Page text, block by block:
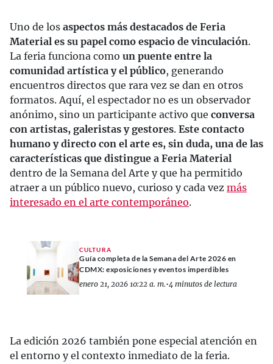
Uno de los aspectos más destacados de Feria
Material es su papel como espacio de vinculación.
La feria funciona como un puente entre la
comunidad artística y el público, generando
encuentros directos que rara vez se dan en otros
formatos. Aquí, el espectador no es un observador
anónimo, sino un participante activo que conversa
con artistas, galeristas y gestores. Este contacto
humano y directo con el arte es, sin duda, una de las
características que distingue a Feria Material
dentro de la Semana del Arte y que ha permitido
atraer a un público nuevo, curioso y cada vez más
interesado en el arte contemporáneo.
CULTURA
Guía completa de la Semana del Arte 2026 en
CDMX: exposiciones y eventos imperdibles
enero 21, 2026 10:22 a. m.•4 minutos de lectura
La edición 2026 también pone especial atención en
el entorno y el contexto inmediato de la feria.